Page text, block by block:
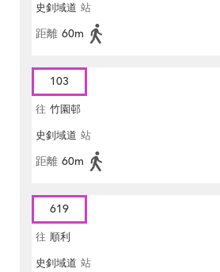
史釗域道 站
距離 60m
103
往 竹園邨
史釗域道 站
距離 60m
619
往 順利
史釗域道 站